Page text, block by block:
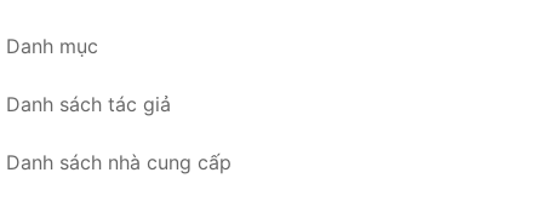
Danh mục
Danh sách tác giả
Danh sách nhà cung cấp